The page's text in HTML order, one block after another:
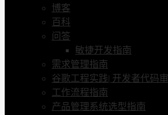
博客
百科
问答
敏捷开发指南
需求管理指南
谷歌工程实践| 开发者代码
工作流程指南
产品管理系统选型指南